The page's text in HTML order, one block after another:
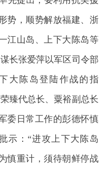
势，顺势解放福建、浙
江山岛、上下大陈岛等
长张爱萍以军区司令部
大陈岛登陆作战的指
臻代总长、粟裕副总长
委日常工作的彭德怀慎
示：“进攻上下大陈岛
慎重计，须待朝鲜停战